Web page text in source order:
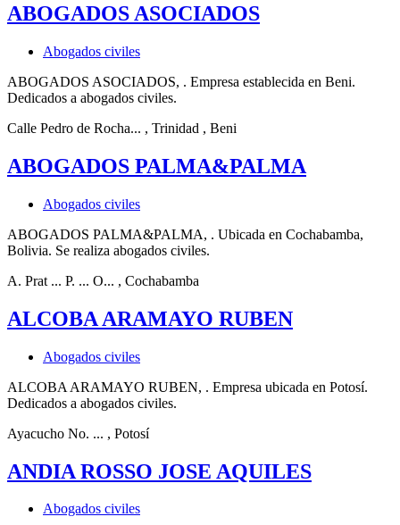
ABOGADOS ASOCIADOS
Abogados civiles
ABOGADOS ASOCIADOS, . Empresa establecida en Beni.
Dedicados a abogados civiles.
Calle Pedro de Rocha... , Trinidad , Beni
ABOGADOS PALMA&PALMA
Abogados civiles
ABOGADOS PALMA&PALMA, . Ubicada en Cochabamba,
Bolivia. Se realiza abogados civiles.
A. Prat ... P. ... O... , Cochabamba
ALCOBA ARAMAYO RUBEN
Abogados civiles
ALCOBA ARAMAYO RUBEN, . Empresa ubicada en Potosí.
Dedicados a abogados civiles.
Ayacucho No. ... , Potosí
ANDIA ROSSO JOSE AQUILES
Abogados civiles